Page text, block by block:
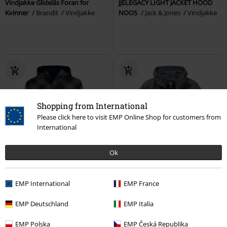
Shopping from International
Please click here to visit EMP Online Shop for customers from
International
Ok
EMP International EMP France
EMP Deutschland EMP Italia
EMP Polska EMP Česká Republika
Vindjakke Glidelås Foran for
Kvinner
Brandit Vindjakke
JJELEGACY LIGHT JACKET HOOD
NOOS
Jack & Jones Vindjakke
% Lite igjen på lager
kr 479,00
Vindjakke
Lite igjen på lager Store størrelser
kr 799,00
Vindjakke